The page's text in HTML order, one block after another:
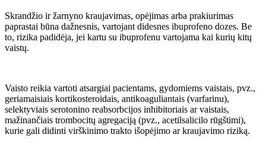
Skrandžio ir žarnyno kraujavimas, opėjimas arba prakiurimas
paprastai būna dažnesnis, vartojant didesnes ibuprofeno dozes. Be
to, rizika padidėja, jei kartu su ibuprofenu vartojama kai kurių kitų
vaistų.
Vaisto reikia vartoti atsargiai pacientams, gydomiems vaistais, pvz.,
geriamaisiais kortikosteroidais, antikoaguliantais (varfarinu),
selektyviais serotonino reabsorbcijos inhibitoriais ar vaistais,
mažinančiais trombocitų agregaciją (pvz., acetilsalicilo rūgštimi),
kurie gali didinti virškinimo trakto išopėjimo ar kraujavimo riziką.